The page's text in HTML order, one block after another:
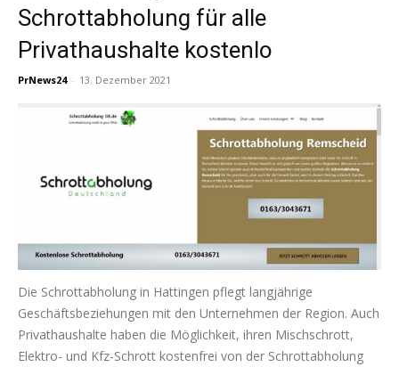
Schrottabholung für alle
Privathaushalte kostenlo
PrNews24 - 13. Dezember 2021
Die Schrottabholung in Hattingen pflegt langjährige
Geschäftsbeziehungen mit den Unternehmen der Region. Auch
Privathaushalte haben die Möglichkeit, ihren Mischschrott,
Elektro- und Kfz-Schrott kostenfrei von der Schrottabholung